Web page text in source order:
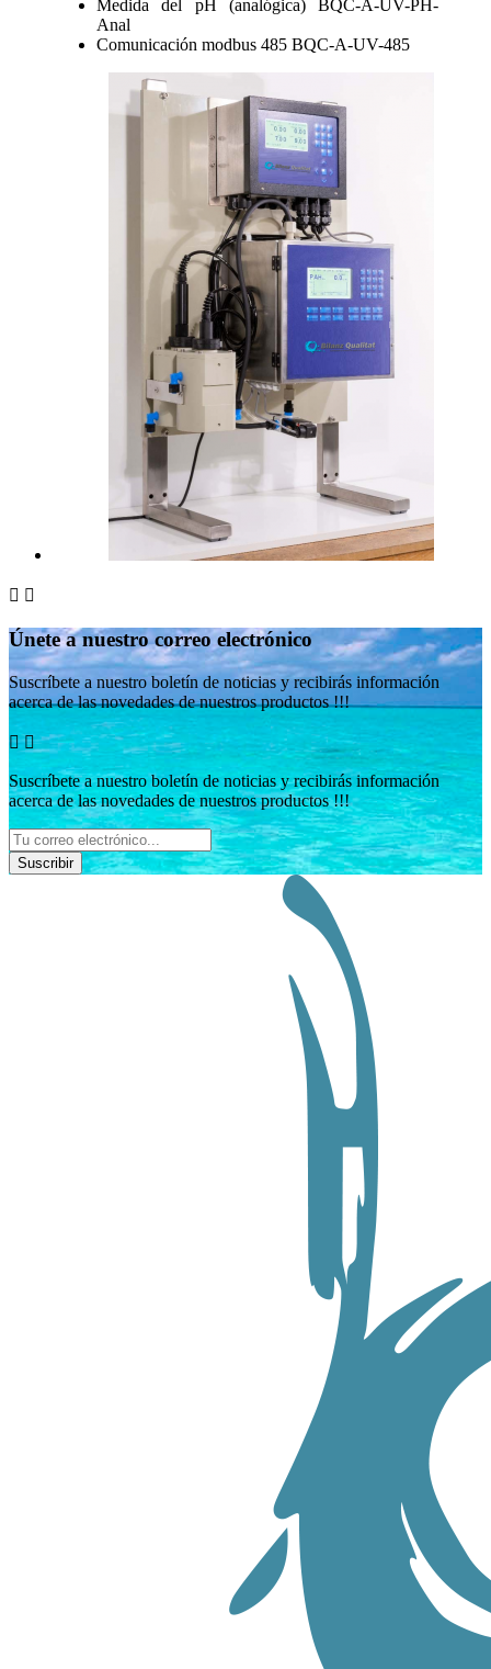
Medida del pH (analógica) BQC-A-UV-PH-
Anal
Comunicación modbus 485 BQC-A-UV-485
 
Únete a nuestro correo electrónico
Suscríbete a nuestro boletín de noticias y recibirás información
acerca de las novedades de nuestros productos !!!
 
Suscríbete a nuestro boletín de noticias y recibirás información
acerca de las novedades de nuestros productos !!!
Suscribir